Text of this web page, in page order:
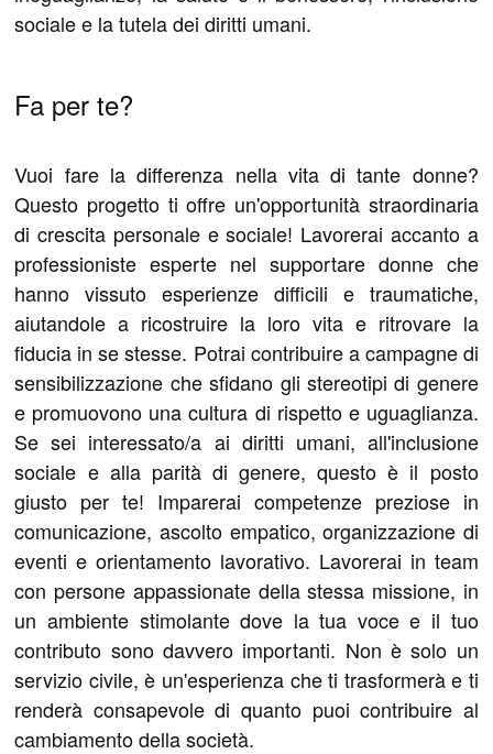
sociale e la tutela dei diritti umani.
Fa per te?
Vuoi fare la differenza nella vita di tante donne?
Questo progetto ti offre un'opportunità straordinaria
di crescita personale e sociale! Lavorerai accanto a
professioniste esperte nel supportare donne che
hanno vissuto esperienze difficili e traumatiche,
aiutandole a ricostruire la loro vita e ritrovare la
fiducia in se stesse. Potrai contribuire a campagne di
sensibilizzazione che sfidano gli stereotipi di genere
e promuovono una cultura di rispetto e uguaglianza.
Se sei interessato/a ai diritti umani, all'inclusione
sociale e alla parità di genere, questo è il posto
giusto per te! Imparerai competenze preziose in
comunicazione, ascolto empatico, organizzazione di
eventi e orientamento lavorativo. Lavorerai in team
con persone appassionate della stessa missione, in
un ambiente stimolante dove la tua voce e il tuo
contributo sono davvero importanti. Non è solo un
servizio civile, è un'esperienza che ti trasformerà e ti
renderà consapevole di quanto puoi contribuire al
cambiamento della società.